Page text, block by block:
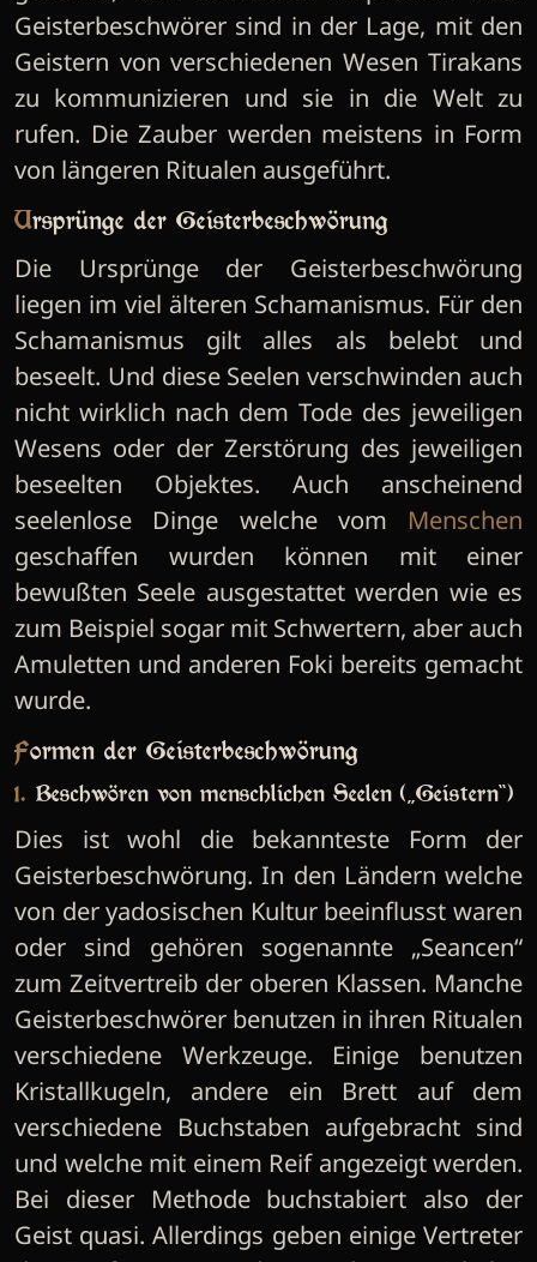
Geisterbeschwörer sind in der Lage, mit den
Geistern von verschiedenen Wesen Tirakans
zu kommunizieren und sie in die Welt zu
rufen. Die Zauber werden meistens in Form
von längeren Ritualen ausgeführt.
Ursprünge der Geisterbeschwörung
Die Ursprünge der Geisterbeschwörung
liegen im viel älteren Schamanismus. Für den
Schamanismus gilt alles als belebt und
beseelt. Und diese Seelen verschwinden auch
nicht wirklich nach dem Tode des jeweiligen
Wesens oder der Zerstörung des jeweiligen
beseelten Objektes. Auch anscheinend
seelenlose Dinge welche vom Menschen
geschaffen wurden können mit einer
bewußten Seele ausgestattet werden wie es
zum Beispiel sogar mit Schwertern, aber auch
Amuletten und anderen Foki bereits gemacht
wurde.
Formen der Geisterbeschwörung
1. Beschwören von menschlichen Seelen („Geistern“)
Dies ist wohl die bekannteste Form der
Geisterbeschwörung. In den Ländern welche
von der yadosischen Kultur beeinflusst waren
oder sind gehören sogenannte „Seancen“
zum Zeitvertreib der oberen Klassen. Manche
Geisterbeschwörer benutzen in ihren Ritualen
verschiedene Werkzeuge. Einige benutzen
Kristallkugeln, andere ein Brett auf dem
verschiedene Buchstaben aufgebracht sind
und welche mit einem Reif angezeigt werden.
Bei dieser Methode buchstabiert also der
Geist quasi. Allerdings geben einige Vertreter